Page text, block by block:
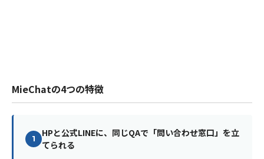
MieChatの4つの特徴
1
HPと公式LINEに、同じQAで「問い合わせ窓口」を立
てられる